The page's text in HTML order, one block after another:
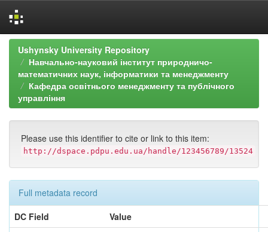
Skip
navigation
Ushynsky University Repository
Навчально-науковий інститут природничо-
математичних наук, інформатики та менеджменту
Кафедра освітнього менеджменту та публічного
управління
Please use this identifier to cite or link to this item:
http://dspace.pdpu.edu.ua/handle/123456789/13524
Full metadata record
DC Field
Value